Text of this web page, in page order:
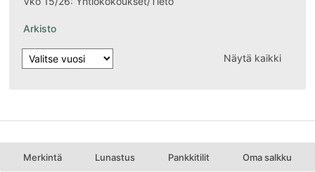
Arkisto
Näytä kaikki
Merkintä Lunastus Pankkitilit Oma salkku